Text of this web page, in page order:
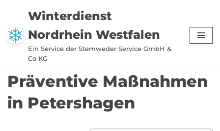
Zum
Inhalt
springen
Winterdienst
Nordrhein Westfalen
Ein Service der Stemweder Service GmbH &
Co KG
Präventive Maßnahmen
in Petershagen